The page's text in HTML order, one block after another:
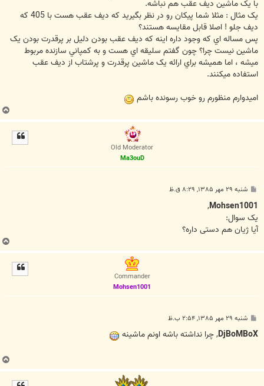
با يک ماشين ديف عقب هم نباشه.
يک مثال : مثلا شما پيکان رو در نظر بگيريد که ديف عقب هست با 405 که
ديف جلو ! اصلا قابل مقايسه هستند؟
پس مساله اي که وجود داره اينه که ديف عقب بودن دليل بر پرقدرت بودن يک
ماشين نيست چرا؟ چون گفتم سليقه اي هست و به کمپاني سازنده مربوط
ميشه ، اما هميشه براي ارائه يک ماشين پرقدرت و پرشتاب از ديف عقب
استفاده ميکنند.
اميدوارم منظورم رو خوب رسونده باشم
Old Moderator
Ma3ouD
ت
شنبه ۲۹ مهر ۱۳۸۵, ۸:۲۹ ق.ظ
Mohsen1001
,
یک سوال:
آیا ژیان هم دستی داره؟
Commander
Mohsen1001
ت
شنبه ۲۹ مهر ۱۳۸۵, ۲:۵۴ ب.ظ
DjBoMBoX, چرا نداشته باشه اونم ماشينه